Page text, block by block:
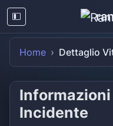
Home Dettaglio
Informazioni
Incidente